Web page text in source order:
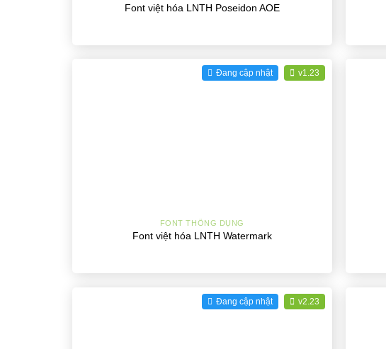
Font việt hóa LNTH Poseidon AOE
Đang cập nhật v1.23
FONT THÔNG DỤNG
Font việt hóa LNTH Watermark
Đang cập nhật v2.23